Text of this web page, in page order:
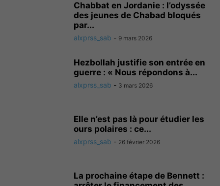
Chabbat en Jordanie : l’odyssée
des jeunes de Chabad bloqués
par...
alxprss_sab - 9 mars 2026
Hezbollah justifie son entrée en
guerre : « Nous répondons à...
alxprss_sab - 3 mars 2026
Elle n’est pas là pour étudier les
ours polaires : ce...
alxprss_sab - 26 février 2026
La prochaine étape de Bennett :